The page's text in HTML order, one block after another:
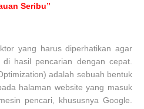
Seribu”
yang harus diperhatikan agar
hasil pencarian dengan cepat.
adalah sebuah bentuk
halaman website yang masuk
pencari, khususnya Google.